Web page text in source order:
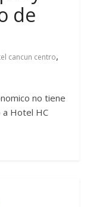
de
cancun centro,
no tiene
a Hotel HC